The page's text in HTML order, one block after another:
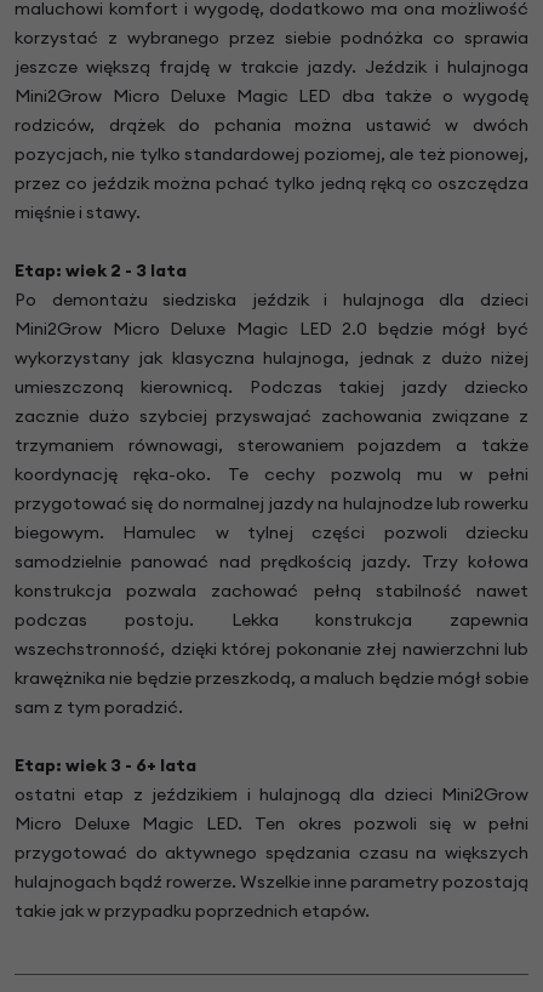
maluchowi komfort i wygodę, dodatkowo ma ona możliwość
korzystać z wybranego przez siebie podnóżka co sprawia
jeszcze większą frajdę w trakcie jazdy. Jeździk i hulajnoga
Mini2Grow Micro Deluxe Magic LED dba także o wygodę
rodziców, drążek do pchania można ustawić w dwóch
pozycjach, nie tylko standardowej poziomej, ale też pionowej,
przez co jeździk można pchać tylko jedną ręką co oszczędza
mięśnie i stawy.
Etap: wiek 2 - 3 lata
Po demontażu siedziska jeździk i hulajnoga dla dzieci
Mini2Grow Micro Deluxe Magic LED 2.0 będzie mógł być
wykorzystany jak klasyczna hulajnoga, jednak z dużo niżej
umieszczoną kierownicą. Podczas takiej jazdy dziecko
zacznie dużo szybciej przyswajać zachowania związane z
trzymaniem równowagi, sterowaniem pojazdem a także
koordynację ręka-oko. Te cechy pozwolą mu w pełni
przygotować się do normalnej jazdy na hulajnodze lub rowerku
biegowym. Hamulec w tylnej części pozwoli dziecku
samodzielnie panować nad prędkością jazdy. Trzy kołowa
konstrukcja pozwala zachować pełną stabilność nawet
podczas postoju. Lekka konstrukcja zapewnia
wszechstronność, dzięki której pokonanie złej nawierzchni lub
krawężnika nie będzie przeszkodą, a maluch będzie mógł sobie
sam z tym poradzić.
Etap: wiek 3 - 6+ lata
ostatni etap z jeździkiem i hulajnogą dla dzieci Mini2Grow
Micro Deluxe Magic LED. Ten okres pozwoli się w pełni
przygotować do aktywnego spędzania czasu na większych
hulajnogach bądź rowerze. Wszelkie inne parametry pozostają
takie jak w przypadku poprzednich etapów.